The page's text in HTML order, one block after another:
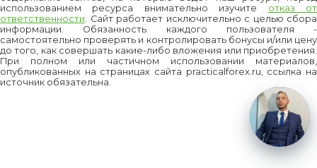
использованием ресурса внимательно изучите отказ от
ответственности . Сайт работает исключительно с целью сбора
информации. Обязанность каждого пользователя -
самостоятельно проверять и контролировать бонусы и/или цену
до того, как совершать какие-либо вложения или приобретения.
При полном или частичном использовании материалов,
опубликованных на страницах сайта practicalforex.ru, ссылка на
источник обязательна.